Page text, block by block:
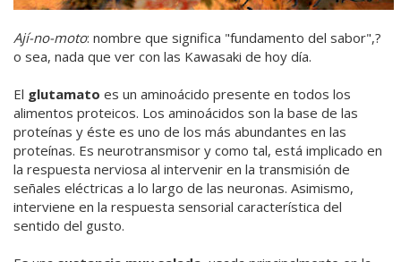
Ají-no-moto: nombre que significa "fundamento del sabor",?
o sea, nada que ver con las Kawasaki de hoy día.
El glutamato es un aminoácido presente en todos los
alimentos proteicos. Los aminoácidos son la base de las
proteínas y éste es uno de los más abundantes en las
proteínas. Es neurotransmisor y como tal, está implicado en
la respuesta nerviosa al intervenir en la transmisión de
señales eléctricas a lo largo de las neuronas. Asimismo,
interviene en la respuesta sensorial característica del
sentido del gusto.